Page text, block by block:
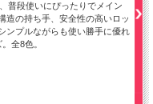
普段使いにぴったりでメイン
造の持ち手、安全性の高いロッ
ンプルながらも使い勝手に優れ
全8色。